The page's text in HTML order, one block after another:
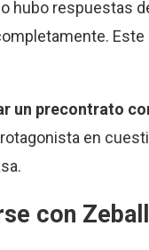
hubo respuestas
un precontrato
en
con